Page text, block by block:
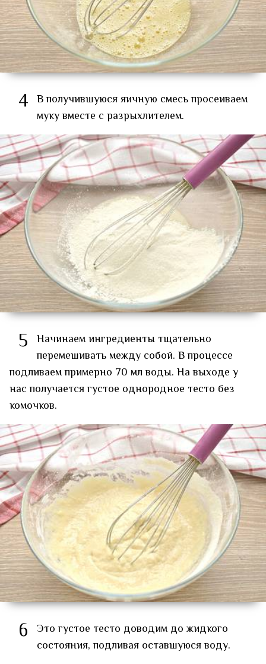
4 В получившуюся яичную смесь просеиваем
муку вместе с разрыхлителем.
5 Начинаем ингредиенты тщательно
перемешивать между собой. В процессе
подливаем примерно 70 мл воды. На выходе у
нас получается густое однородное тесто без
комочков.
6 Это густое тесто доводим до жидкого
состояния, подливая оставшуюся воду.